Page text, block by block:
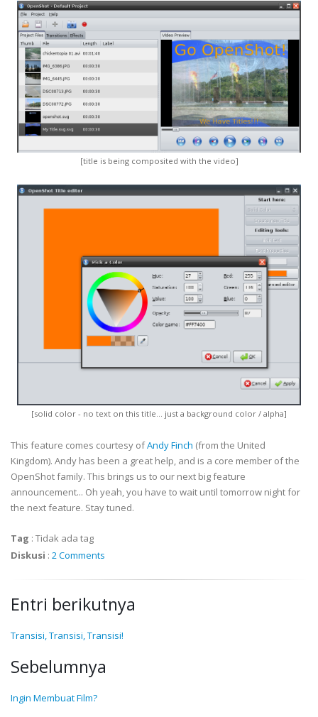
[title is being composited with the video]
[solid color - no text on this title... just a background color / alpha]
This feature comes courtesy ofAndy Finch (from the United
Kingdom). Andy has been a great help, and is a core member of the
OpenShot family. This brings us to our next big feature
announcement... Oh yeah, you have to wait until tomorrow night for
the next feature. Stay tuned.
Tag : Tidak ada tag
Diskusi : 2 Comments
Entri berikutnya
Transisi, Transisi, Transisi!
Sebelumnya
Ingin Membuat Film?